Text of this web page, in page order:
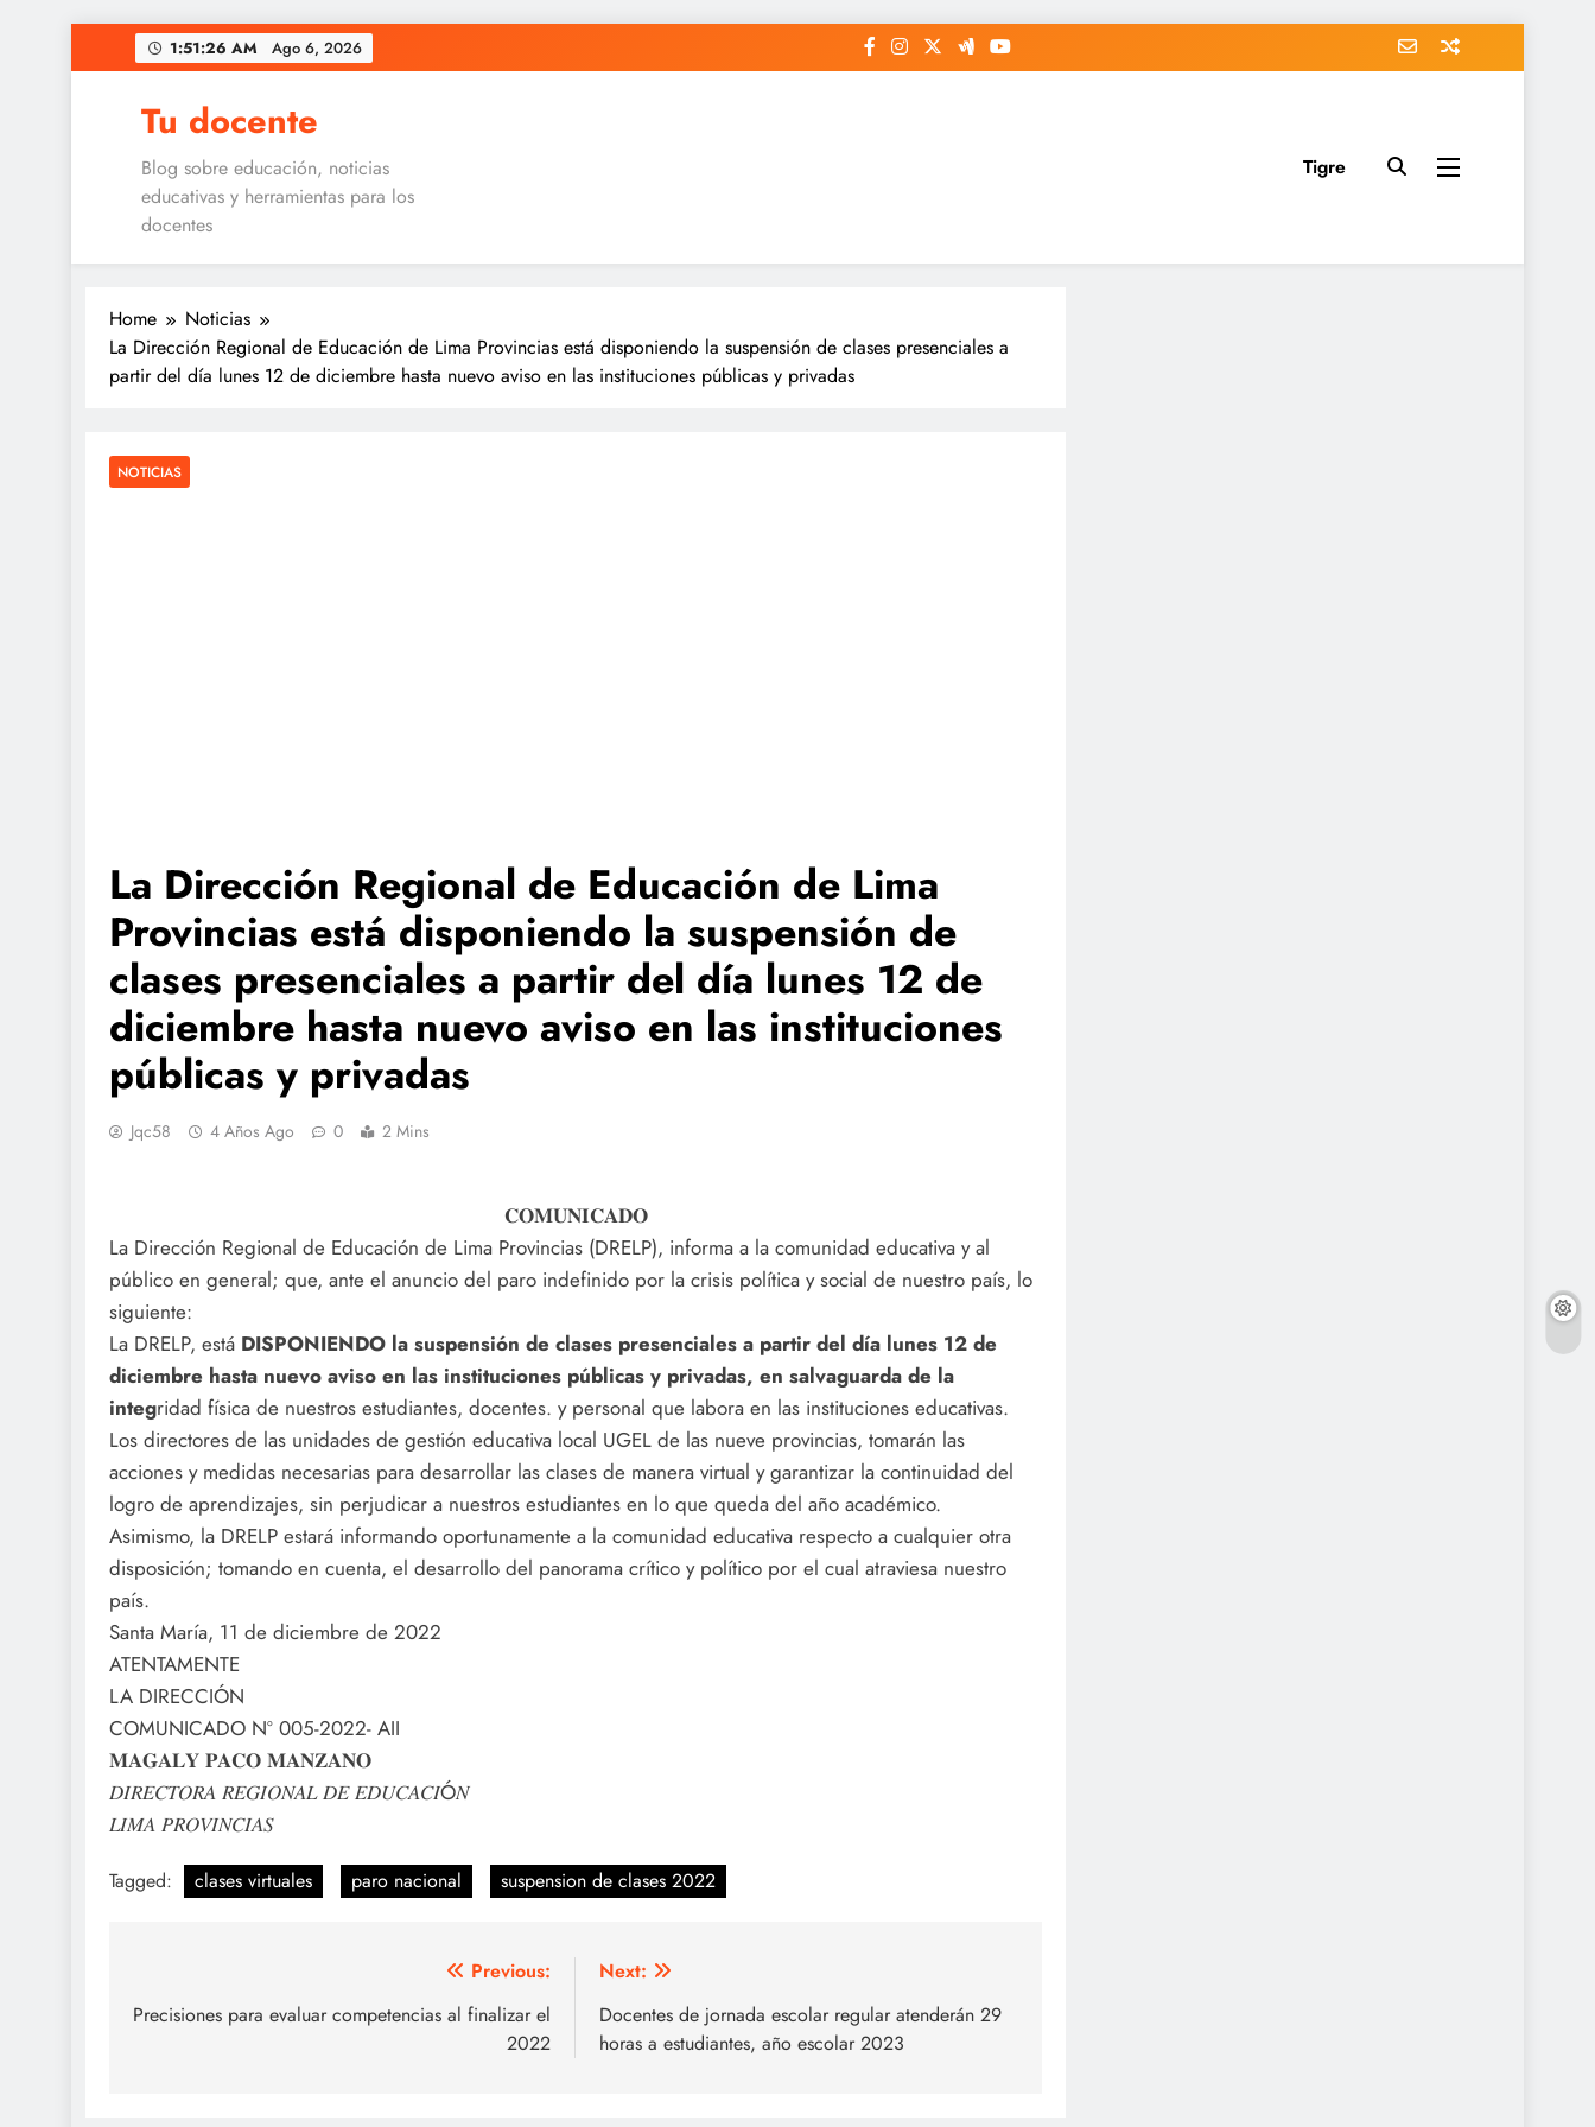
to
1:51:27 AM Ago 6, 2026
Tu docente
Blog sobre educación, noticias
educativas y herramientas para los
docentes
Tigre
Home
Noticias
La Dirección Regional de Educación de Lima Provincias está disponiendo la suspensión de clases presenciales a
partir del día lunes 12 de diciembre hasta nuevo aviso en las instituciones públicas y privadas
NOTICIAS
La Dirección Regional de Educación de Lima
Provincias está disponiendo la suspensión de
clases presenciales a partir del día lunes 12 de
diciembre hasta nuevo aviso en las instituciones
públicas y privadas
Jqc58 4 Años Ago 0 2 Mins
𝐂𝐎𝐌𝐔𝐍𝐈𝐂𝐀𝐃𝐎
La Dirección Regional de Educación de Lima Provincias (DRELP), informa a la comunidad educativa y al
público en general; que, ante el anuncio del paro indefinido por la crisis política y social de nuestro país, lo
siguiente:
La DRELP, está DISPONIENDO la suspensión de clases presenciales a partir del día lunes 12 de
diciembre hasta nuevo aviso en las instituciones públicas y privadas, en salvaguarda de la
integridad física de nuestros estudiantes, docentes. y personal que labora en las instituciones educativas.
Los directores de las unidades de gestión educativa local UGEL de las nueve provincias, tomarán las
acciones y medidas necesarias para desarrollar las clases de manera virtual y garantizar la continuidad del
logro de aprendizajes, sin perjudicar a nuestros estudiantes en lo que queda del año académico.
Asimismo, la DRELP estará informando oportunamente a la comunidad educativa respecto a cualquier otra
disposición; tomando en cuenta, el desarrollo del panorama crítico y político por el cual atraviesa nuestro
país.
Santa María, 11 de diciembre de 2022
ATENTAMENTE
LA DIRECCIÓN
COMUNICADO Nº 005-2022- AII
𝐌𝐀𝐆𝐀𝐋𝐘 𝐏𝐀𝐂𝐎 𝐌𝐀𝐍𝐙𝐀𝐍𝐎
𝐷𝐼𝑅𝐸𝐶𝑇𝑂𝑅𝐴 𝑅𝐸𝐺𝐼𝑂𝑁𝐴𝐿 𝐷𝐸 𝐸𝐷𝑈𝐶𝐴𝐶𝐼Ó𝑁
𝐿𝐼𝑀𝐴 𝑃𝑅𝑂𝑉𝐼𝑁𝐶𝐼𝐴𝑆
Tagged: clases virtuales paro nacional suspension de clases 2022
de
Previous:
Precisiones para evaluar competencias al finalizar el
2022
Next:
Docentes de jornada escolar regular atenderán 29
horas a estudiantes, año escolar 2023